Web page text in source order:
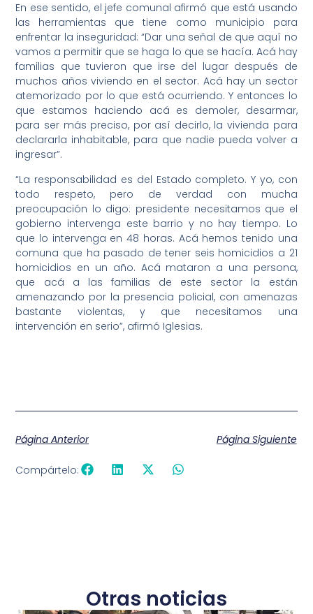
En ese sentido, el jefe comunal afirmó que está usando
las herramientas que tiene como municipio para
enfrentar la inseguridad: “Dar una señal de que aquí no
vamos a permitir que se haga lo que se hacía. Acá hay
familias que tuvieron que irse del lugar después de
muchos años viviendo en el sector. Acá hay un sector
atemorizado por lo que está ocurriendo. Y entonces lo
que estamos haciendo acá es demoler, desarmar,
para ser más preciso, por así decirlo, la vivienda para
declararla inhabitable, para que nadie pueda volver a
ingresar”.
“La responsabilidad es del Estado completo. Y yo, con
todo respeto, pero de verdad con mucha
preocupación lo digo: presidente necesitamos que el
gobierno intervenga este barrio y no hay tiempo. Lo
que lo intervenga en 48 horas. Acá hemos tenido una
comuna que ha pasado de tener seis homicidios a 21
homicidios en un año. Acá mataron a una persona,
que acá a las familias de este sector la están
amenazando por la presencia policial, con amenazas
bastante violentas, y que necesitamos una
intervención en serio”, afirmó Iglesias.
Página Anterior Página Siguiente
Compártelo:
Otras noticias